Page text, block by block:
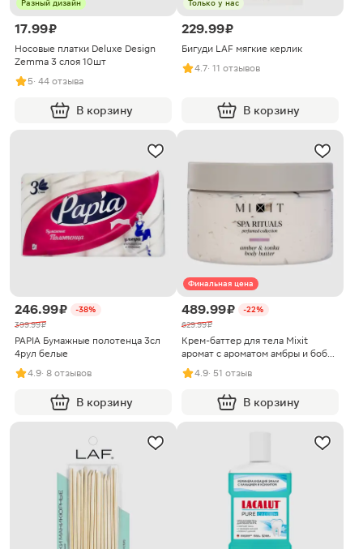
Разный дизайн
17.99 ₽
Носовые платки Deluxe Design
Zemma 3 слоя 10шт
5· 44 отзыва
В корзину
Только у нас
229.99 ₽
Бигуди LAF мягкие керлик
4.7· 11 отзывов
В корзину
246.99 ₽
-38%
399.99 ₽
PAPIA Бумажные полотенца 3сл
4рул белые
4.9· 8 отзывов
В корзину
Финальная цена
489.99 ₽
-22%
629.99 ₽
Крем-баттер для тела Mixit
аромат с ароматом амбры и бобов
тонка 250г
4.9· 51 отзыв
В корзину